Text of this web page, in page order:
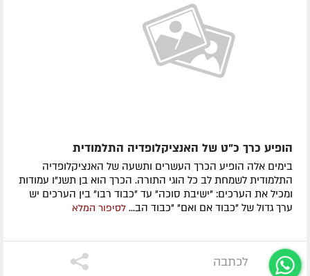
הופיע כרך כ"ט של האנציקלופדיה התלמודית
בימים אלה הופיע הכרך העשרים ותשעה של האנציקלופדיה
התלמודית לשמחת לב כל הוגי התורה. הכרך הוא בן תשנ"ו עמודות
ומכיל את הערכים: "ישיבת סוכה" עד "כבוד רבו" בין הערכים יש
ערך גדול של "כבוד אם ואם" "כבוד הב... לסיפור המלא
לכתבה